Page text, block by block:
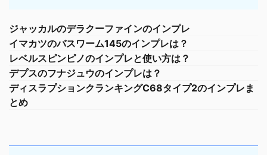
ジャッカルのデラクーファインのインプレ
イマカツのバスワーム145のインプレは？
レベルスピンピノのインプレと使い方は？
デプスのフナジュウのインプレは？
ディスラプションクランキングC68タイプ2のインプレま
とめ